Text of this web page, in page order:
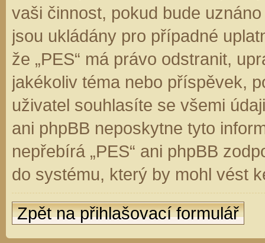
vaši činnost, pokud bude
jsou ukládány pro případné
že „PES“ má právo odstranit,
jakékoliv téma nebo příspěvek,
uživatel souhlasíte se všemi
ani phpBB neposkytne tyto
nepřebírá „PES“ ani phpBB
do systému, který by mohl vést
Zpět na přihlašovací formulář